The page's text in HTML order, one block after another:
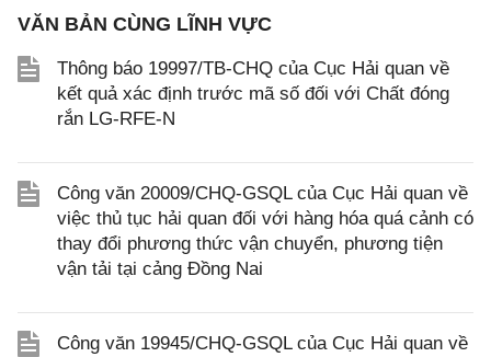
VĂN BẢN CÙNG LĨNH VỰC
Thông báo 19997/TB-CHQ của Cục Hải quan về
kết quả xác định trước mã số đối với Chất đóng
rắn LG-RFE-N
Công văn 20009/CHQ-GSQL của Cục Hải quan về
việc thủ tục hải quan đối với hàng hóa quá cảnh có
thay đổi phương thức vận chuyển, phương tiện
vận tải tại cảng Đồng Nai
Công văn 19945/CHQ-GSQL của Cục Hải quan về